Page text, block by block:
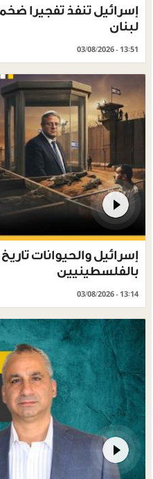
إسرائيل تنفذ تفجيرا
لبنان
03/08/2026 - 13:51
إسرائيل والحيوانات
بالفلسطينيين
03/08/2026 - 13:14